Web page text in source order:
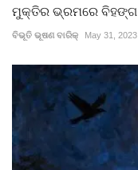
ମୁକ୍ତିର ଭ୍ରମରେ ବିହଙ୍ଗ
ବିଭୂତି ଭୂଷଣ ବାରିକ୍ May 31, 2023